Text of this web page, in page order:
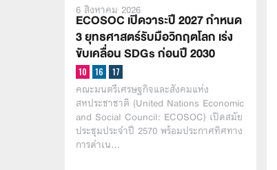
6 สิงหาคม 2026
ECOSOC เปิดวาระปี 2027 กำหนด
3 ยุทธศาสตร์รับมือวิกฤตโลก เร่ง
ขับเคลื่อน SDGs ก่อนปี 2030
คณะมนตรีเศรษฐกิจและสังคมแห่ง
สหประชาชาติ (United Nations Economic
and Social Council: ECOSOC) เปิดสมัย
ประชุมประจำปี 2570 พร้อมประกาศทิศทาง
การดำเน…